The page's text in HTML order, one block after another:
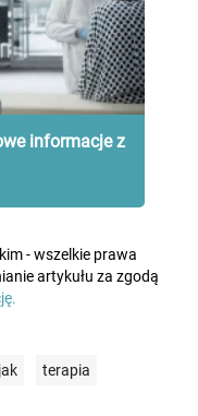
informacje z
- wszelkie prawa
artykułu za zgodą
terapia